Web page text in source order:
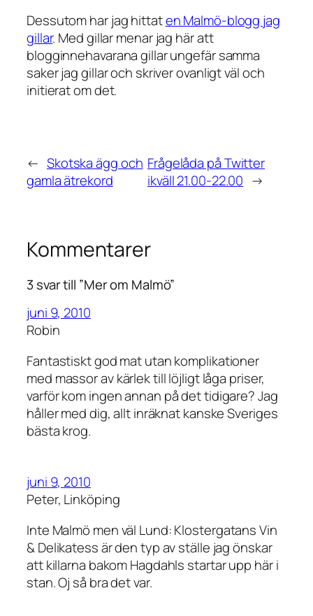
Dessutom har jag hittaten Malmö-blogg jag
gillar. Med gillar menar jag här att
blogginnehavarana gillar ungefär samma
saker jag gillar och skriver ovanligt väl och
initierat om det.
← Skotska ägg och
gamla ätrekord
Frågelåda på Twitter
ikväll 21.00-22.00 →
Kommentarer
3 svar till ”Mer om Malmö”
juni 9, 2010
Robin
Fantastiskt god mat utan komplikationer
med massor av kärlek till löjligt låga priser,
varför kom ingen annan på det tidigare? Jag
håller med dig, allt inräknat kanske Sveriges
bästa krog.
juni 9, 2010
Peter, Linköping
Inte Malmö men väl Lund: Klostergatans Vin
& Delikatess är den typ av ställe jag önskar
att killarna bakom Hagdahls startar upp här i
stan. Oj så bra det var.